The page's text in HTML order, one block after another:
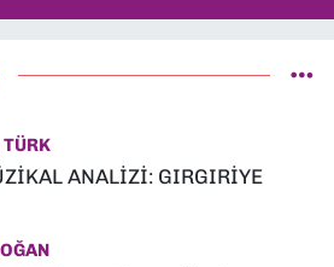
TÜRK
ANALİZİ: GIRGIRİYE